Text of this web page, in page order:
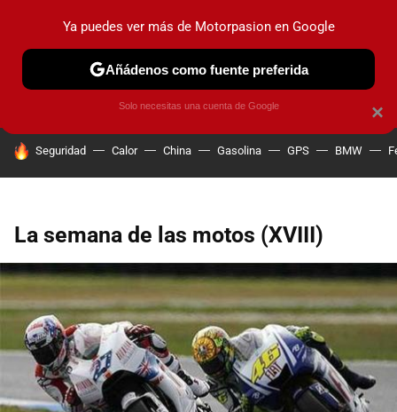
PRUEBAS COCHES ELÉCTRICOS OBSERVATORIO
HOY SE HABLA DE
Seguridad Calor China Gasolina GPS BMW
La semana de las motos (XVIII)
×
Ya puedes ver más de Motorpasion en Google
Añádenos como fuente preferida
Solo necesitas una cuenta de Google